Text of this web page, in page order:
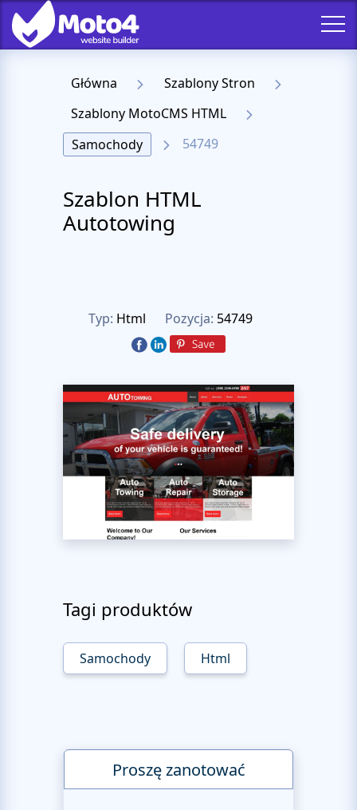
Główna
Szablony Stron
Szablony MotoCMS HTML
Samochody
54749
Szablon HTML
Autotowing
Typ: Html Pozycja: 54749
Tagi produktów
Samochody Html
Proszę zanotować